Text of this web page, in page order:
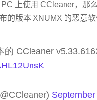
上使用 CCleaner，那
的版本 XNUMX 的恶意软
的 CCleaner